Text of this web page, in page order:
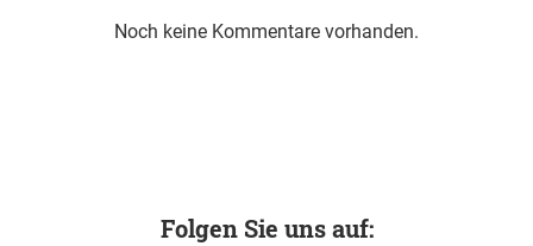
Noch keine Kommentare vorhanden.
Folgen Sie uns auf: